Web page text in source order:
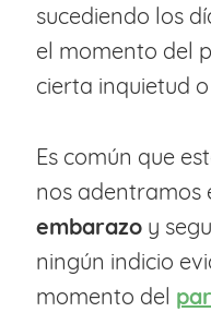
sucediendo los
el momento del
cierta inquietud
Es común que
nos adentramos
embarazoy
ningún indicio
momento del